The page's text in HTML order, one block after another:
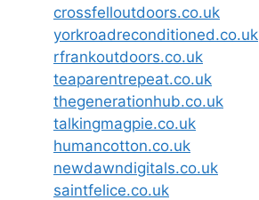
crossfelloutdoors.co.uk
yorkroadreconditioned.co.uk
rfrankoutdoors.co.uk
teaparentrepeat.co.uk
thegenerationhub.co.uk
talkingmagpie.co.uk
humancotton.co.uk
newdawndigitals.co.uk
saintfelice.co.uk